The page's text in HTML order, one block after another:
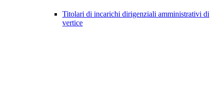
Titolari di incarichi dirigenziali amministrativi di
vertice